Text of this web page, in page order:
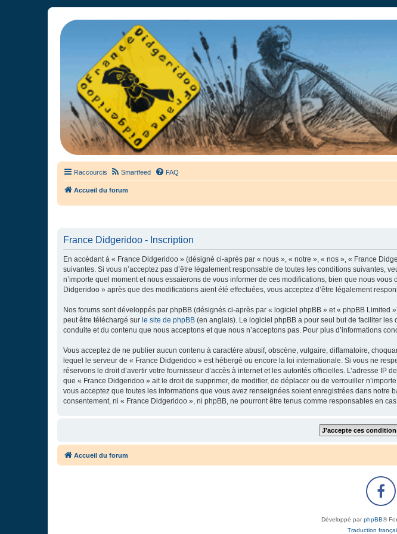
France Didgeridoo
Didgeridoo et Guimbarde sur France Didgeridoo - retrouvez la communauté.
Raccourcis Smartfeed FAQ
Accueil du forum
France Didgeridoo - Inscription
En accédant à « France Didgeridoo » (désigné ci-après par « nous », « notre », « nos », « France
suivantes. Si vous n’acceptez pas d’être légalement responsable de toutes les conditions
n’importe quel moment et nous essaierons de vous informer de ces modifications, bien que nous
Didgeridoo » après que des modifications aient été effectuées, vous acceptez d’être légalement
Nos forums sont développés par phpBB (désignés ci-après par « logiciel phpBB » et « phpBB Limited
peut être téléchargé sur le site de phpBB (en anglais). Le logiciel phpBB a pour seul but de faciliter
conduite et du contenu que nous acceptons et que nous n’acceptons pas. Pour plus d’informations
Vous acceptez de ne publier aucun contenu à caractère abusif, obscène, vulgaire, diffamatoire,
lequel le serveur de « France Didgeridoo » est hébergé ou encore la loi internationale. Si vous ne
réservons le droit d’avertir votre fournisseur d’accès à internet et les autorités officielles. L’adresse
que « France Didgeridoo » ait le droit de supprimer, de modifier, de déplacer ou de verrouiller
vous acceptez que toutes les informations que vous avez renseignées soient enregistrées dans
consentement, ni « France Didgeridoo », ni phpBB, ne pourront être tenus comme responsables en
Accueil du forum
Développé parphpBB®
Traduction